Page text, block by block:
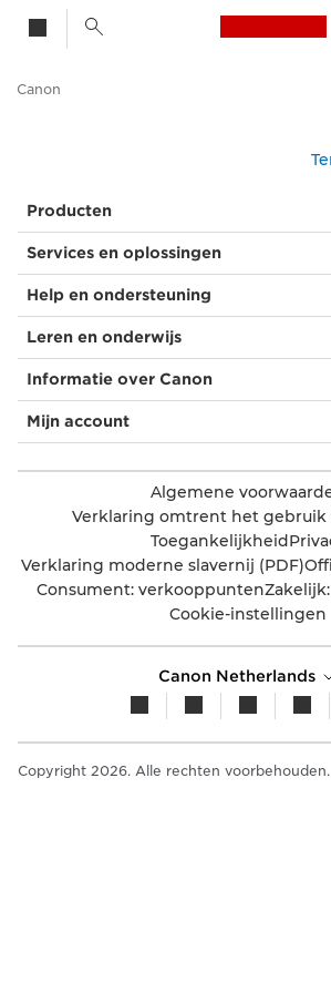
Canon
Producten
Services en oplossingen
Help en ondersteuning
Leren en onderwijs
Informatie over Canon
Mijn account
Algemene
Verklaring omtrent het gebruik
Toegankelijkheid
Verklaring moderne slavernij (PDF)
Consument: verkooppunten
Cookie-instellingen
Canon Netherlands
Copyright 2026. Alle rechten voorbehouden.